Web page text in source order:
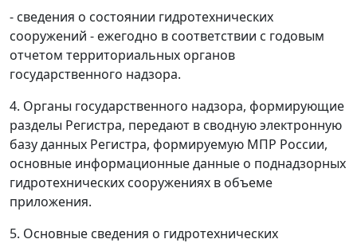
- сведения о состоянии гидротехнических
сооружений - ежегодно в соответствии с годовым
отчетом территориальных органов
государственного надзора.
4. Органы государственного надзора, формирующие
разделы Регистра, передают в сводную электронную
базу данных Регистра, формируемую МПР России,
основные информационные данные о поднадзорных
гидротехнических сооружениях в объеме
приложения.
5. Основные сведения о гидротехнических